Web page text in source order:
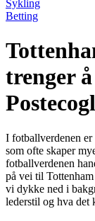
Sykling
Betting
trenger
I fotballverdenen er
som ofte skaper
fotballverdenen
på vei til
vi dykke ned i
lederstil og hva det